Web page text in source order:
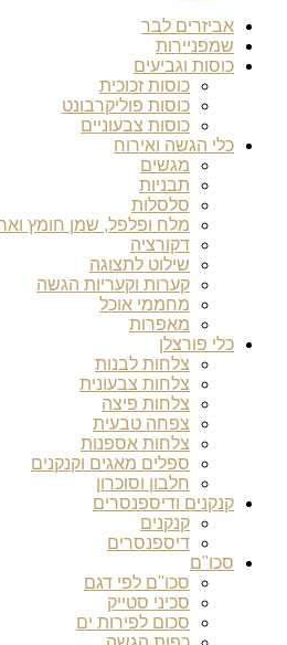
אביזרים לבר
שמפניירות
כוסות וגביעים
כוסות זכוכית
כוסות פוליקרבונט
כוסות צבעוניים
כלי הגשה ואירוח
מגשים
תבניות
סלסלות
מלח ופלפל, שמן חומץ
דקורציה
שילוט לתצוגה
קערות וקעריות הגשה
מחממי אוכל
מאפרות
כלי פורצלן
צלחות לבנות
צלחות צבעונית
צלחות פיצה
צפחה טבעית
צלחות אספנות
ספלים מאגים וקנקנים
חלבון וסוכרון
קנקנים ודיספנסרים
קנקנים
דיספנסרים
סכו"ם
סכו"ם לפי דגם
סכיני סטייק
סכום לפירות ים